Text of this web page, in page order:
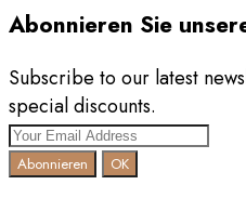
Abonnieren Sie
Subscribe to our latest
special discounts.